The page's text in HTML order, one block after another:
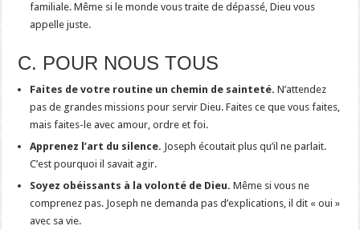
familiale. Même si le monde vous traite de dépassé, Dieu vous
appelle juste.
C. POUR NOUS TOUS
Faites de votre routine un chemin de sainteté. N’attendez
pas de grandes missions pour servir Dieu. Faites ce que vous faites,
mais faites-le avec amour, ordre et foi.
Apprenez l’art du silence. Joseph écoutait plus qu’il ne parlait.
C’est pourquoi il savait agir.
Soyez obéissants à la volonté de Dieu. Même si vous ne
comprenez pas. Joseph ne demanda pas d’explications, il dit « oui »
avec sa vie.